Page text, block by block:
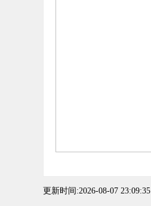
更新时间:2026-08-07 23:09:35